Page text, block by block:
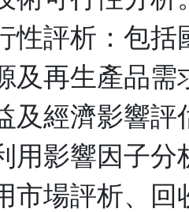
性評析：包括
及再生產品需
及經濟影響評
用影響因子分
市場評析、回